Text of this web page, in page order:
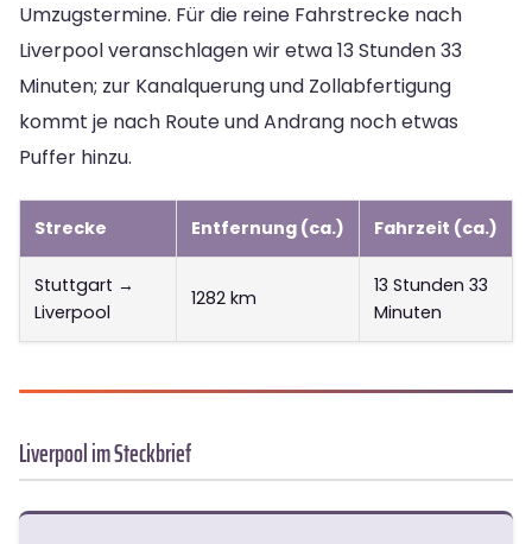
Umzugstermine. Für die reine Fahrstrecke nach
Liverpool veranschlagen wir etwa 13 Stunden 33
Minuten; zur Kanalquerung und Zollabfertigung
kommt je nach Route und Andrang noch etwas
Puffer hinzu.
Strecke Entfernung (ca.) Fahrzeit (ca.)
Stuttgart →
Liverpool
1282 km
13 Stunden 33
Minuten
Liverpool im Steckbrief